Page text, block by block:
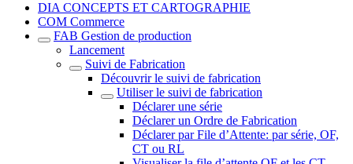
DIA CONCEPTS ET CARTOGRAPHIE
COM Commerce
FAB Gestion de production
Lancement
Suivi de Fabrication
Découvrir le suivi de fabrication
Utiliser le suivi de fabrication
Déclarer une série
Déclarer un Ordre de Fabrication
Déclarer par File d’Attente: par série, OF,
CT ou RL